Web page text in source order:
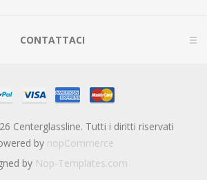
CONTATTACI
Centerglassline. Tutti i diritti riservati
by nopCommerce
by Nop-Templates.com